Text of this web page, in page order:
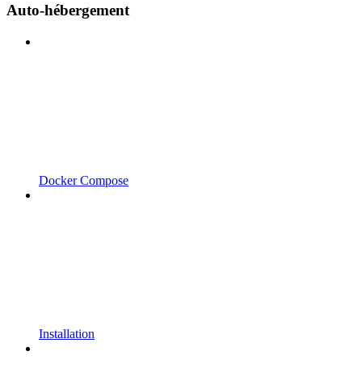
Auto-hébergement
Docker Compose
Installation